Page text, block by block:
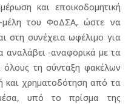
και εποικοδομητική
μέλη του ΦοΔΣΑ, ώστε να
στη συνέχεια ωφέλιμο για
-αναφορικά με τα
όλους τη σύνταξη φακέλων
χρηματοδότηση από τα
μέσα, υπό το πρίσμα της